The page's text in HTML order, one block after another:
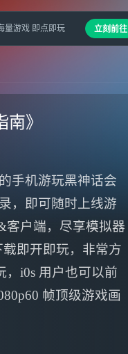
》
手机游玩黑神话会
，即可随时上线游
客户端，尽享模拟器
即开即玩，非常方
i0s 用户也可以前
帧顶级游戏画
量游戏 即点即玩 立刻前往